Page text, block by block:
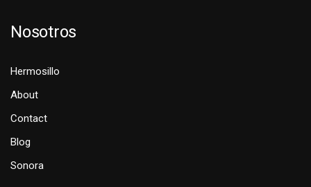
Nosotros
Hermosillo
About
Contact
Blog
Sonora